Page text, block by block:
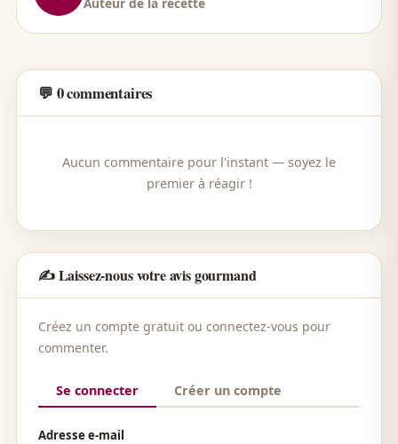
💬 0 commentaires
Aucun commentaire pour l'instant — soyez le
premier à réagir !
✍️ Laissez-nous votre avis gourmand
Créez un compte gratuit ou connectez-vous pour
commenter.
Se connecter Créer un compte
Adresse e-mail